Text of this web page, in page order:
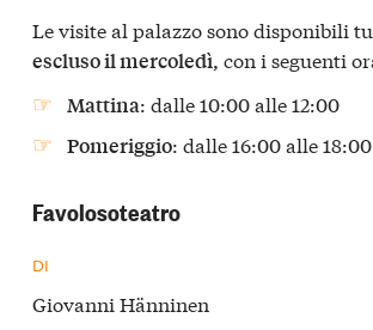
Le visite al palazzo sono disponibili
escluso il mercoledì, con i seguenti
Mattina: dalle 10:00 alle 12:00
Pomeriggio: dalle 16:00 alle 18:00
Favolosoteatro
DI
Giovanni Hänninen